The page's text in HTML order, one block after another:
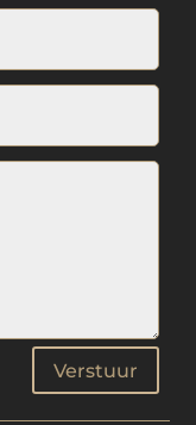
Verstuur